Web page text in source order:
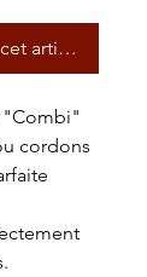
article est
"Combi"
cordons